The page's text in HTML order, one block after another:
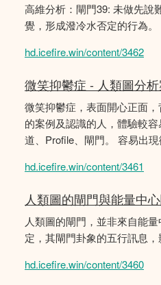
高維分析：閘門39: 未做先說
覺，形成潑冷水否定的行為。
hd.icefire.win/content/3462
微笑抑鬱症 - 人類圖分
微笑抑鬱症，表面開心正面
的案例及認識的人，體驗較
道、Profile、閘門。 容易出現
hd.icefire.win/content/3461
人類圖的閘門與能量中
人類圖的閘門，並非來自能
定，其閘門卦象的五行訊息，
hd.icefire.win/content/3460